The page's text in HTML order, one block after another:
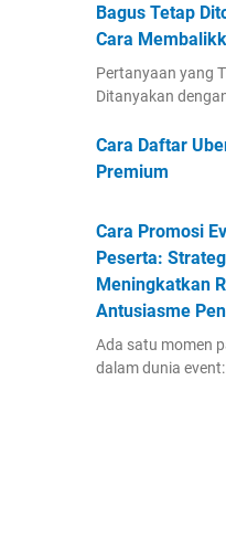
Bagus Tetap
Cara
Pertanyaan yang
Ditanyakan
Cara Daftar
Premium
Cara Promosi
Peserta:
Meningkatkan
Antusiasme
Ada satu momen
dalam dunia